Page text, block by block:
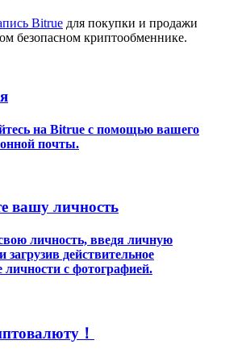
начинающих по фьючерсам
прибыльным
Bitrue для покупки и продажи
безопасном криптообменнике.
на Bitrue с помощью вашего
почты.
вашу личность
личность, введя личную
действительное
личности с фотографией.
！